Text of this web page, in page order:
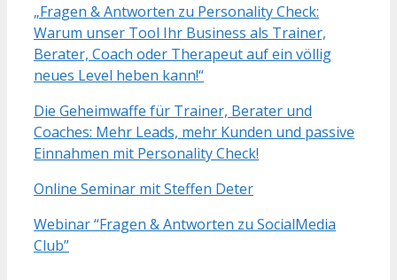
„Fragen & Antworten zu Personality Check:
Warum unser Tool Ihr Business als Trainer,
Berater, Coach oder Therapeut auf ein völlig
neues Level heben kann!“
Die Geheimwaffe für Trainer, Berater und
Coaches: Mehr Leads, mehr Kunden und passive
Einnahmen mit Personality Check!
Online Seminar mit Steffen Deter
Webinar “Fragen & Antworten zu SocialMedia
Club”